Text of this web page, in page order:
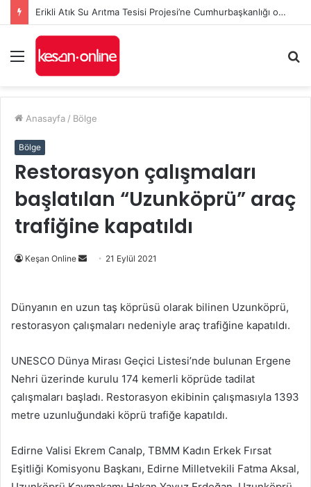
Erikli Atık Su Arıtma Tesisi Projesi’ne Cumhurbaşkanlığı onayı
Menü
...
Anasayfa / Bölge
Bölge
Restorasyon çalışmaları
başlatılan “Uzunköprü” araç
trafiğine kapatıldı
Keşan Online
Bir
göndermek
21 Eylül 2021
Dünyanın en uzun taş köprüsü olarak bilinen Uzunköprü,
restorasyon çalışmaları nedeniyle araç trafiğine kapatıldı.
UNESCO Dünya Mirası Geçici Listesi’nde bulunan Ergene
Nehri üzerinde kurulu 174 kemerli köprüde tadilat
çalışmaları başladı. Restorasyon ekibinin çalışmasıyla 1393
metre uzunluğundaki köprü trafiğe kapatıldı.
Edirne Valisi Ekrem Canalp, TBMM Kadın Erkek Fırsat
Eşitliği Komisyonu Başkanı, Edirne Milletvekili Fatma Aksal,